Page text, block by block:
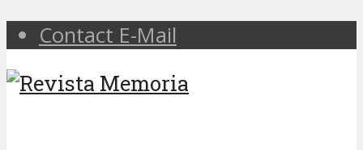
Contact E-Mail